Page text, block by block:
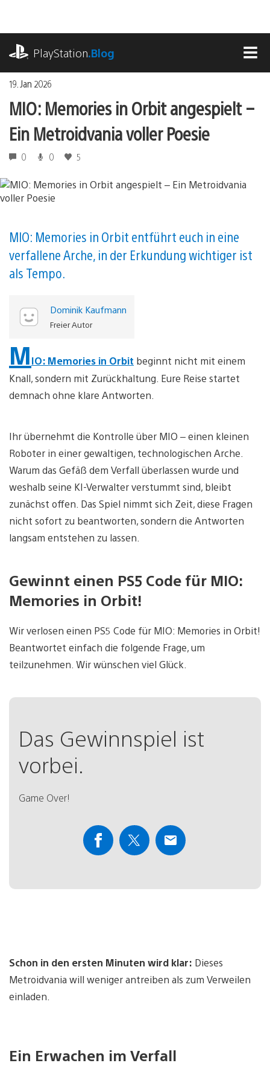
springen
PlayStation.Blog
19. Jan 2026
MIO: Memories in Orbit angespielt –
Ein Metroidvania voller Poesie
0 0 5
MIO: Memories in Orbit entführt euch in eine
verfallene Arche, in der Erkundung wichtiger ist
als Tempo.
Dominik Kaufmann
Freier Autor
MIO: Memories in Orbit beginnt nicht mit einem
Knall, sondern mit Zurückhaltung. Eure Reise startet
demnach ohne klare Antworten.
Ihr übernehmt die Kontrolle über MIO – einen kleinen
Roboter in einer gewaltigen, technologischen Arche.
Warum das Gefäß dem Verfall überlassen wurde und
weshalb seine KI-Verwalter verstummt sind, bleibt
zunächst offen. Das Spiel nimmt sich Zeit, diese Fragen
nicht sofort zu beantworten, sondern die Antworten
langsam entstehen zu lassen.
Gewinnt einen PS5 Code für MIO:
Memories in Orbit!
Wir verlosen einen PS5 Code für MIO: Memories in Orbit!
Beantwortet einfach die folgende Frage, um
teilzunehmen. Wir wünschen viel Glück.
Das Gewinnspiel ist
vorbei.
Game Over!
Schon in den ersten Minuten wird klar: Dieses
Metroidvania will weniger antreiben als zum Verweilen
einladen.
Ein Erwachen im Verfall